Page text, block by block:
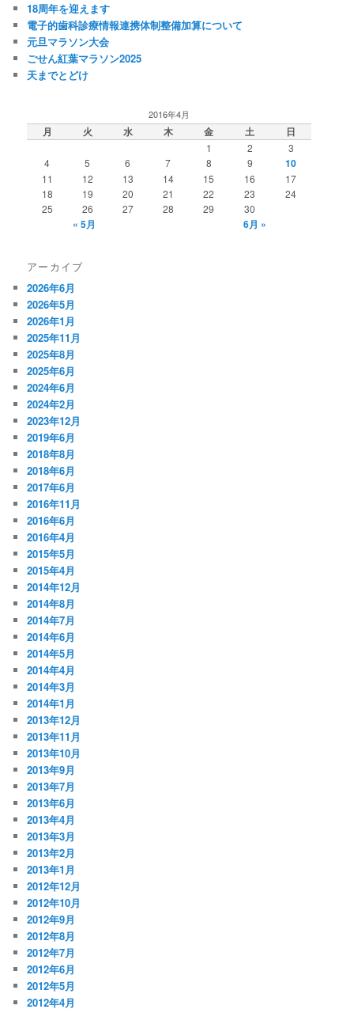
18周年を迎えます
電子的歯科診療情報連携体制整備加算について
元旦マラソン大会
ごせん紅葉マラソン2025
天までとどけ
2016年4月
月 火 水 木 金 土 日
1 2
3
4
5 6 7 8 9 10
11 12 13 14 15 16
17
18
19 20 21 22 23
24
25
26 27 28 29 30
« 5月 6月 »
アーカイブ
2026年6月
2026年5月
2026年1月
2025年11月
2025年8月
2025年6月
2024年6月
2024年2月
2023年12月
2019年6月
2018年8月
2018年6月
2017年6月
2016年11月
2016年6月
2016年4月
2015年5月
2015年4月
2014年12月
2014年8月
2014年7月
2014年6月
2014年5月
2014年4月
2014年3月
2014年1月
2013年12月
2013年11月
2013年10月
2013年9月
2013年7月
2013年6月
2013年4月
2013年3月
2013年2月
2013年1月
2012年12月
2012年10月
2012年9月
2012年8月
2012年7月
2012年6月
2012年5月
2012年4月